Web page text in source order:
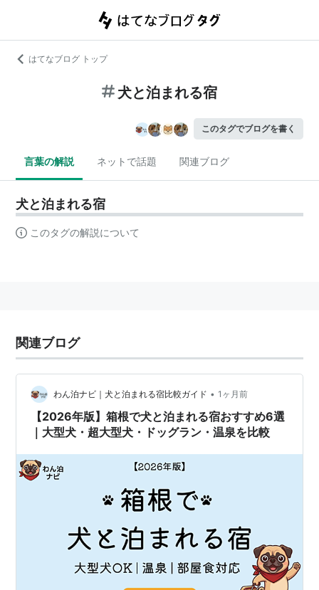
はてなブログ トップ
犬と泊まれる宿
このタグでブログを書く
言葉の解説 ネットで話題 関連ブログ
犬と泊まれる宿
このタグの解説について
関連ブログ
わん泊ナビ｜犬と泊まれる宿比較ガイド • 1ヶ月前
【2026年版】箱根で犬と泊まれる宿おすすめ6選
｜大型犬・超大型犬・ドッグラン・温泉を比較